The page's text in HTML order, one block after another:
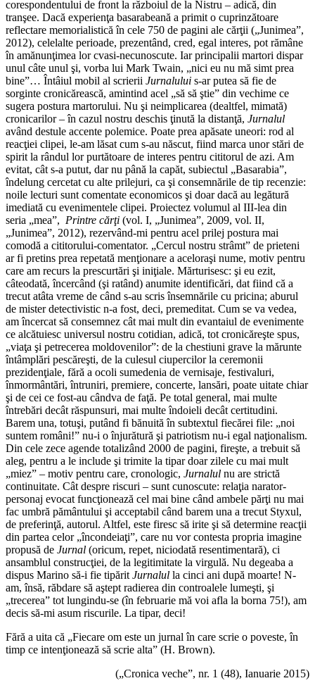
corespondentului de front la războiul de la Nistru – adică, din
tranşee. Dacă experienţa basarabeană a primit o cuprinzătoare
reflectare memorialistică în cele 750 de pagini ale cărţii („Junimea”,
2012), celelalte perioade, prezentând, cred, egal interes, pot rămâne
în amănunţimea lor cvasi-necunoscute. Iar principalii martori dispar
unul câte unul şi, vorba lui Mark Twain, „nici eu nu mă simt prea
bine”… Întâiul mobil al scrierii Jurnalului s-ar putea să fie de
sorginte cronicărească, amintind acel „să să ştie” din vechime ce
sugera postura martorului. Nu şi neimplicarea (dealtfel, mimată)
cronicarilor – în cazul nostru deschis ţinută la distanţă, Jurnalul
având destule accente polemice. Poate prea apăsate uneori: rod al
reacţiei clipei, le-am lăsat cum s-au născut, fiind marca unor stări de
spirit la rândul lor purtătoare de interes pentru cititorul de azi. Am
evitat, cât s-a putut, dar nu până la capăt, subiectul „Basarabia”,
îndelung cercetat cu alte prilejuri, ca şi consemnările de tip recenzie:
noile lecturi sunt comentate economicos şi doar dacă au legătură
imediată cu evenimentele clipei. Proiectez volumul al III-lea din
seria „mea”, Printre cărţi (vol. I, „Junimea”, 2009, vol. II,
„Junimea”, 2012), rezervând-mi pentru acel prilej postura mai
comodă a cititorului-comentator. „Cercul nostru strâmt” de prieteni
ar fi pretins prea repetată menţionare a aceloraşi nume, motiv pentru
care am recurs la prescurtări şi iniţiale. Mărturisesc: şi eu ezit,
câteodată, încercând (şi ratând) anumite identificări, dat fiind că a
trecut atâta vreme de când s-au scris însemnările cu pricina; aburul
de mister detectivistic n-a fost, deci, premeditat. Cum se va vedea,
am încercat să consemnez cât mai mult din evantaiul de evenimente
ce alcătuiesc universul nostru cotidian, adică, tot cronicăreşte spus,
„viaţa şi petrecerea moldovenilor”: de la chestiuni grave la mărunte
întâmplări pescăreşti, de la culesul ciupercilor la ceremonii
prezidenţiale, fără a ocoli sumedenia de vernisaje, festivaluri,
înmormântări, întruniri, premiere, concerte, lansări, poate uitate chiar
şi de cei ce fost-au cândva de faţă. Pe total general, mai multe
întrebări decât răspunsuri, mai multe îndoieli decât certitudini.
Barem una, totuşi, putând fi bănuită în subtextul fiecărei file: „noi
suntem români!” nu-i o înjurătură şi patriotism nu-i egal naţionalism.
Din cele zece agende totalizând 2000 de pagini, fireşte, a trebuit să
aleg, pentru a le include şi trimite la tipar doar zilele cu mai mult
„miez” – motiv pentru care, cronologic, Jurnalul nu are strictă
continuitate. Cât despre riscuri – sunt cunoscute: relaţia narator-
personaj evocat funcţionează cel mai bine când ambele părţi nu mai
fac umbră pământului şi acceptabil când barem una a trecut Styxul,
de preferinţă, autorul. Altfel, este firesc să irite şi să determine reacţii
din partea celor „încondeiaţi”, care nu vor contesta propria imagine
propusă de Jurnal (oricum, repet, niciodată resentimentară), ci
ansamblul construcţiei, de la legitimitate la virgulă. Nu degeaba a
dispus Marino să-i fie tipăritJurnalul la cinci ani după moarte! N-
am, însă, răbdare să aştept radierea din controalele lumeşti, şi
„trecerea” tot lungindu-se (în februarie mă voi afla la borna 75!), am
decis să-mi asum riscurile. La tipar, deci!
Fără a uita că „Fiecare om este un jurnal în care scrie o poveste, în
timp ce intenţionează să scrie alta” (H. Brown).
(„Cronica veche”, nr. 1 (48), Ianuarie 2015)